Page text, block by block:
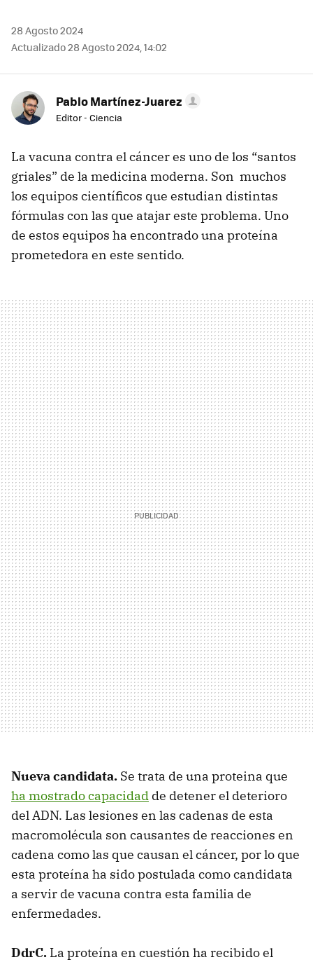
28 Agosto 2024
Actualizado 28 Agosto 2024, 14:02
Pablo Martínez-Juarez
Editor - Ciencia
La vacuna contra el cáncer es uno de los “santos
griales” de la medicina moderna. Son muchos
los equipos científicos que estudian distintas
fórmulas con las que atajar este problema. Uno
de estos equipos ha encontrado una proteína
prometedora en este sentido.
Nueva candidata. Se trata de una proteina que
ha mostrado capacidad de detener el deterioro
del ADN. Las lesiones en las cadenas de esta
macromolécula son causantes de reacciones en
cadena como las que causan el cáncer, por lo que
esta proteína ha sido postulada como candidata
a servir de vacuna contra esta familia de
enfermedades.
DdrC. La proteína en cuestión ha recibido el